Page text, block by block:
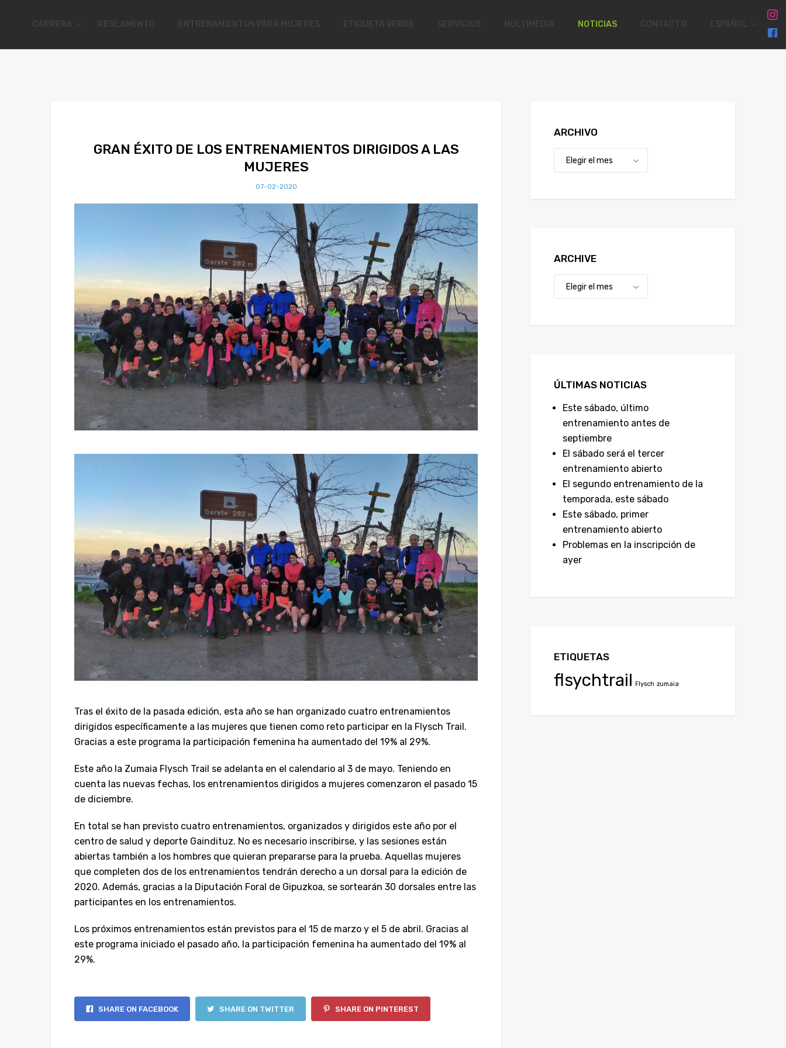
NOTICIAS
GRAN ÉXITO DE LOS ENTRENAMIENTOS DIRIGIDOS A LAS
MUJERES
07-02-2020
Tras el éxito de la pasada edición, esta año se han organizado cuatro entrenamientos
dirigidos específicamente a las mujeres que tienen como reto participar en la Flysch Trail.
Gracias a este programa la participación femenina ha aumentado del 19% al 29%.
Este año la Zumaia Flysch Trail se adelanta en el calendario al 3 de mayo. Teniendo en
cuenta las nuevas fechas, los entrenamientos dirigidos a mujeres comenzaron el pasado 15
de diciembre.
En total se han previsto cuatro entrenamientos, organizados y dirigidos este año por el
centro de salud y deporte Gaindituz. No es necesario inscribirse, y las sesiones están
abiertas también a los hombres que quieran prepararse para la prueba. Aquellas mujeres
que completen dos de los entrenamientos tendrán derecho a un dorsal para la edición de
2020. Además, gracias a la Diputación Foral de Gipuzkoa, se sortearán 30 dorsales entre las
participantes en los entrenamientos.
Los próximos entrenamientos están previstos para el 15 de marzo y el 5 de abril. Gracias al
este programa iniciado el pasado año, la participación femenina ha aumentado del 19% al
29%.
SHARE ON FACEBOOK SHARE ON TWITTER SHARE ON PINTEREST
ARCHIVO
ARCHIVE
ÚLTIMAS NOTICIAS
Este sábado, último
entrenamiento antes de
septiembre
El sábado será el tercer
entrenamiento abierto
El segundo entrenamiento de la
temporada, este sábado
Este sábado, primer
entrenamiento abierto
Problemas en la inscripción de
ayer
ETIQUETAS
flsychtrail Flysch zumaia